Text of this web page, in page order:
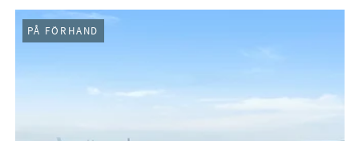
PÅ FÖRHAND